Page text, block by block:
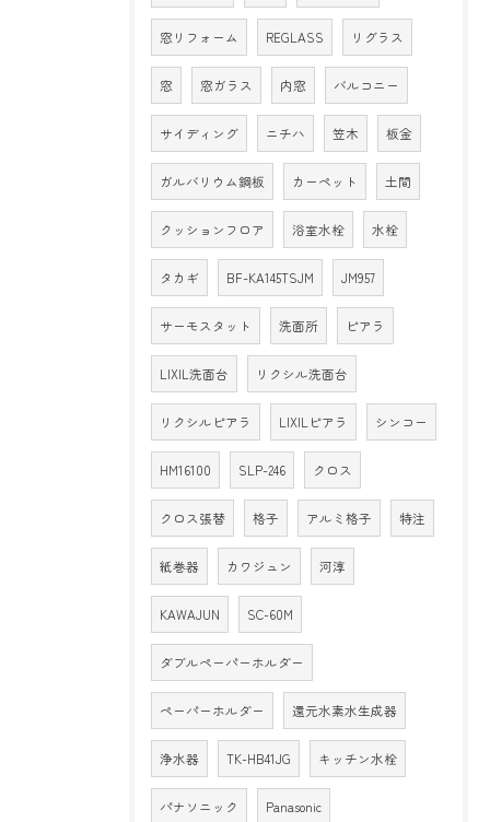
窓リフォーム REGLASS リグラス
窓 窓ガラス 内窓 バルコニー
サイディング ニチハ 笠木 板金
ガルバリウム鋼板 カーペット 土間
クッションフロア 浴室水栓 水栓
タカギ BF-KA145TSJM JM957
サーモスタット 洗面所 ピアラ
LIXIL洗面台 リクシル洗面台
リクシルピアラ LIXILピアラ シンコー
HM16100 SLP-246 クロス
クロス張替 格子 アルミ格子 特注
紙巻器 カワジュン 河淳
KAWAJUN SC-60M
ダブルペーパーホルダー
ペーパーホルダー 還元水素水生成器
浄水器 TK-HB41JG キッチン水栓
パナソニック Panasonic